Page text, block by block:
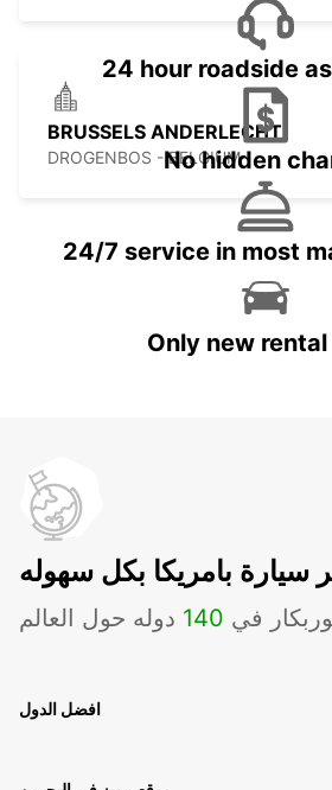
BRUSSELS ANDERLECHT
DROGENBOS - BELGIUM
24 hour roadside
No hidden
24/7 service in most
Only new
سيارة بامريكا بكل سهوله
في 140 دوله حول العالم
افضل الدول